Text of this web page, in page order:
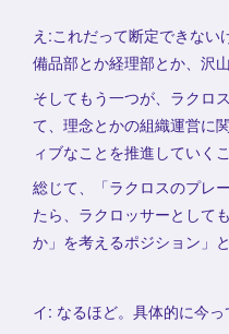
え:これだって断定できない
備品部とか経理部とか、沢
そしてもう一つが、ラクロ
て、理念とかの組織運営に
ィブなことを推進していく
総じて、「ラクロスのプレ
たら、ラクロッサーとして
か」を考えるポジション」
イ: なるほど。具体的に今